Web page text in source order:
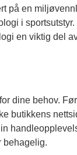
en
i
en viktig del
dine behov.
butikkens
behagelig.